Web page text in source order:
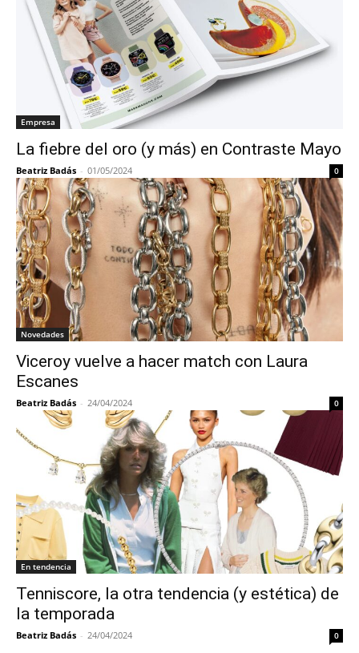
Empresa
La fiebre del oro (y más) en Contraste Mayo
Beatriz Badás - 01/05/2024 0
Novedades
Viceroy vuelve a hacer match con Laura
Escanes
Beatriz Badás - 24/04/2024 0
En tendencia
Tenniscore, la otra tendencia (y estética) de
la temporada
Beatriz Badás - 24/04/2024 0